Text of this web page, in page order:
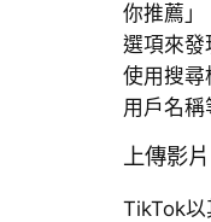
你推薦」
選項來發
使用搜尋
用戶名稱
上傳影
TikTok以